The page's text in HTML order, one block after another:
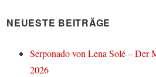
NEUESTE BEITRÄGE
Serponado von Lena Solé – Der
2026